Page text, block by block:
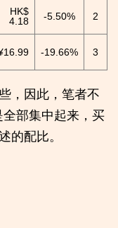
HK$
4.18
-5.50% 2
-19.66% 3
，因此，笔者不
部集中起来，买
的配比。